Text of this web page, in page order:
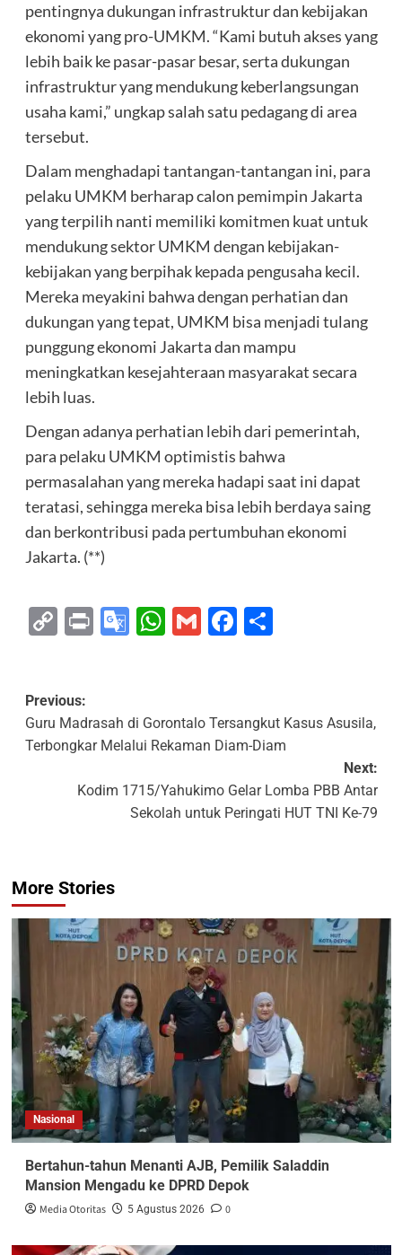
pentingnya dukungan infrastruktur dan kebijakan
ekonomi yang pro-UMKM. “Kami butuh akses yang
lebih baik ke pasar-pasar besar, serta dukungan
infrastruktur yang mendukung keberlangsungan
usaha kami,” ungkap salah satu pedagang di area
tersebut.
Dalam menghadapi tantangan-tantangan ini, para
pelaku UMKM berharap calon pemimpin Jakarta
yang terpilih nanti memiliki komitmen kuat untuk
mendukung sektor UMKM dengan kebijakan-
kebijakan yang berpihak kepada pengusaha kecil.
Mereka meyakini bahwa dengan perhatian dan
dukungan yang tepat, UMKM bisa menjadi tulang
punggung ekonomi Jakarta dan mampu
meningkatkan kesejahteraan masyarakat secara
lebih luas.
Dengan adanya perhatian lebih dari pemerintah,
para pelaku UMKM optimistis bahwa
permasalahan yang mereka hadapi saat ini dapat
teratasi, sehingga mereka bisa lebih berdaya saing
dan berkontribusi pada pertumbuhan ekonomi
Jakarta. (**)
CopyPrintGoogle
WhatsApp
GmailFacebook
Share
Previous:
Guru Madrasah di Gorontalo Tersangkut Kasus Asusila,
Terbongkar Melalui Rekaman Diam-Diam
Next:
Kodim 1715/Yahukimo Gelar Lomba PBB Antar
Sekolah untuk Peringati HUT TNI Ke-79
More Stories
Nasional
Bertahun-tahun Menanti AJB, Pemilik Saladdin
Mansion Mengadu ke DPRD Depok
Media Otoritas 5 Agustus 2026 0